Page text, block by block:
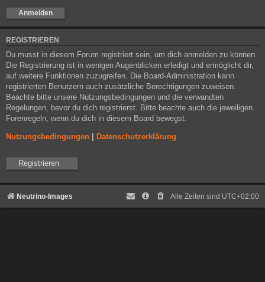
REGISTRIEREN
Du musst in diesem Forum registriert sein, um dich anmelden zu können.
Die Registrierung ist in wenigen Augenblicken erledigt und ermöglicht dir,
auf weitere Funktionen zuzugreifen. Die Board-Administration kann
registrierten Benutzern auch zusätzliche Berechtigungen zuweisen.
Beachte bitte unsere Nutzungsbedingungen und die verwandten
Regelungen, bevor du dich registrierst. Bitte beachte auch die jeweiligen
Forenregeln, wenn du dich in diesem Board bewegst.
Nutzungsbedingungen Datenschutzerklärung
Registrieren
Neutrino-Images Alle Zeiten sind UTC+02:00